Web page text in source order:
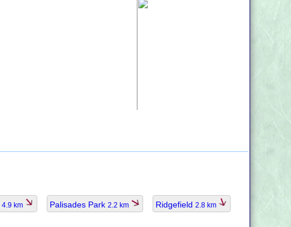
4.9 km Palisades Park 2.2 km Ridgefield 2.8 km